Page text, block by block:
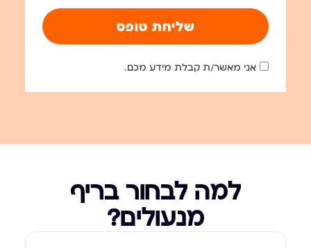
אני מאשר/ת קבלת מידע מכם.
שליחת טופס
למה לבחור בריף
מנעולים?